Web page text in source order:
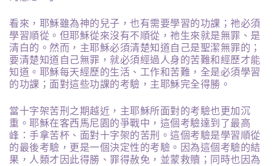
看來，耶穌雖為神的兒子，也有需要學習的功課；祂必須
學習順從。但耶穌從來沒有不順從，祂生來就是無罪、是
清白的。然而，主耶穌必須清楚知道自己是聖潔無罪的；
要清楚知道自己無罪，就必須經過人身的苦難和經歷才能
知道。耶穌每天經歷的生活、工作和苦難，全是必須學習
的功課；面對這些功課的考驗，主耶穌完全得勝。
當十字架苦刑之期越近，主耶穌所面對的考驗也更加沉
重。耶穌在客西馬尼園的爭戰中，這個考驗達到了最高
峰：手拿苦杯、面對十字架的苦刑。這個考驗是學習順從
的最後考驗，更是一個決定性的考驗。因為這個考驗的結
果，人類才因此得勝、罪得赦免，並蒙救贖；同時也因為